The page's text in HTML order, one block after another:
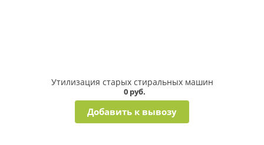
Утилизация старых стиральных машин
0 руб.
Добавить к вывозу